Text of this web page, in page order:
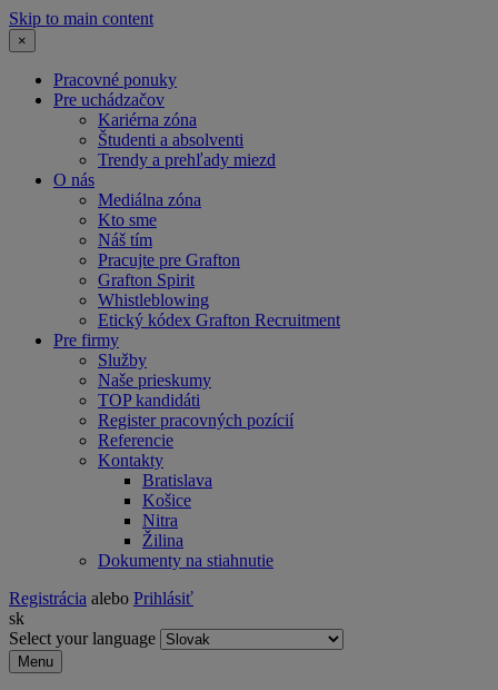
Skip to main content
×
Pracovné ponuky
Pre uchádzačov
Kariérna zóna
Študenti a absolventi
Trendy a prehľady miezd
O nás
Mediálna zóna
Kto sme
Náš tím
Pracujte pre Grafton
Grafton Spirit
Whistleblowing
Etický kódex Grafton Recruitment
Pre firmy
Služby
Naše prieskumy
TOP kandidáti
Register pracovných pozícií
Referencie
Kontakty
Bratislava
Košice
Nitra
Žilina
Dokumenty na stiahnutie
Registrácia alebo Prihlásiť
sk
Select your language
Menu